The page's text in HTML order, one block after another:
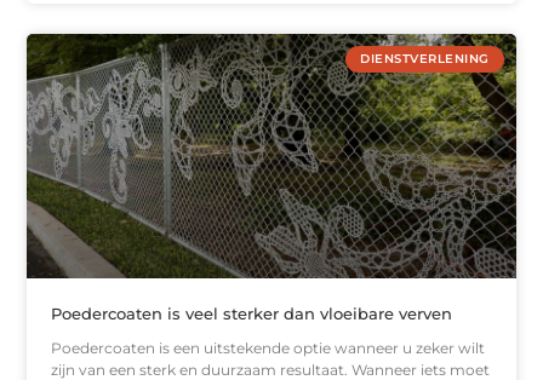
DIENSTVERLENING
Poedercoaten is veel sterker dan vloeibare verven
Poedercoaten is een uitstekende optie wanneer u zeker wilt
zijn van een sterk en duurzaam resultaat. Wanneer iets moet